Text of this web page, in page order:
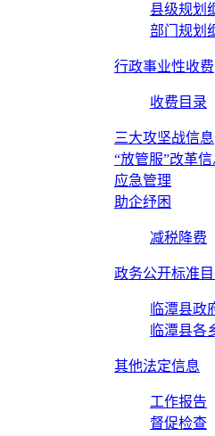
县级规划
部门规划
行政事业性收费
收费目录
三大攻坚战信息
“放管服”改革信
应急管理
助企纾困
减税降费
政务公开标准
临潭县政
临潭县各
其他法定信息
工作报告
督促检查